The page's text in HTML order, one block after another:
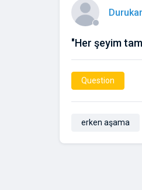
"Her şeyim
Question
erken aşama